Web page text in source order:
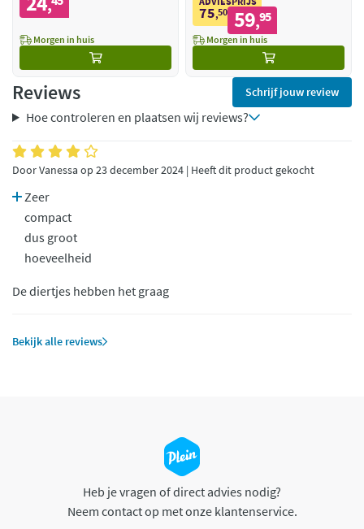
,
Morgen in huis
75,50 59,95
Morgen in huis
Reviews Schrijf jouw review
Hoe controleren en plaatsen wij reviews?
Door Vanessa op 23 december 2024 | Heeft dit product gekocht
Zeer
compact
dus groot
hoeveelheid
De diertjes hebben het graag
Bekijk alle reviews
Heb je vragen of direct advies nodig?
Neem contact op met onze klantenservice.